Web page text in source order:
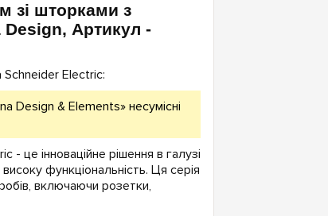
зі шторками з
Артикул -
Electric:
Design & Elements» несумісні
це інноваційне рішення в галузі
функціональність. Ця серія
включаючи розетки,